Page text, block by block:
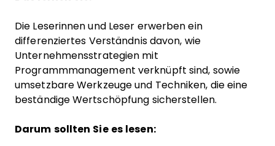
Die Leserinnen und Leser erwerben ein
differenziertes Verständnis davon, wie
Unternehmensstrategien mit
Programmmanagement verknüpft sind, sowie
umsetzbare Werkzeuge und Techniken, die eine
beständige Wertschöpfung sicherstellen.
Darum sollten Sie es lesen: